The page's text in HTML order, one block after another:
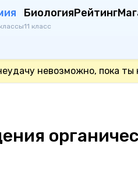
Биология
11 класс
Рейтинг
невозможно, пока ты